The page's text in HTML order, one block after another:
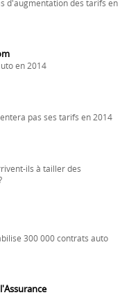
d'augmentation des tarifs en
en 2014
pas ses tarifs en 2014
ils à tailler des
300 000 contrats auto